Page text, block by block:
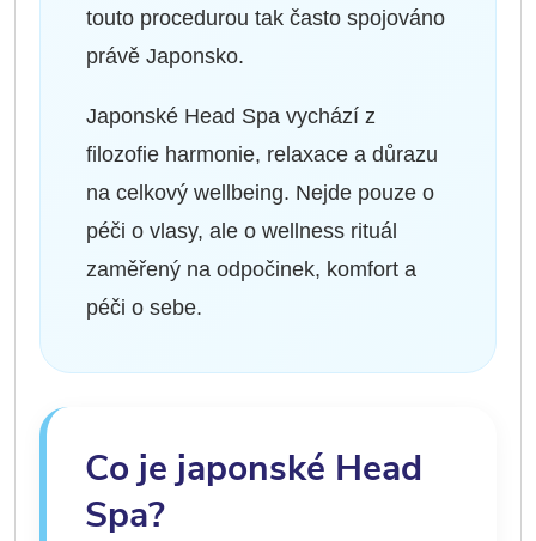
touto procedurou tak často spojováno
právě Japonsko.
Japonské Head Spa vychází z
filozofie harmonie, relaxace a důrazu
na celkový wellbeing. Nejde pouze o
péči o vlasy, ale o wellness rituál
zaměřený na odpočinek, komfort a
péči o sebe.
Co je japonské Head
Spa?